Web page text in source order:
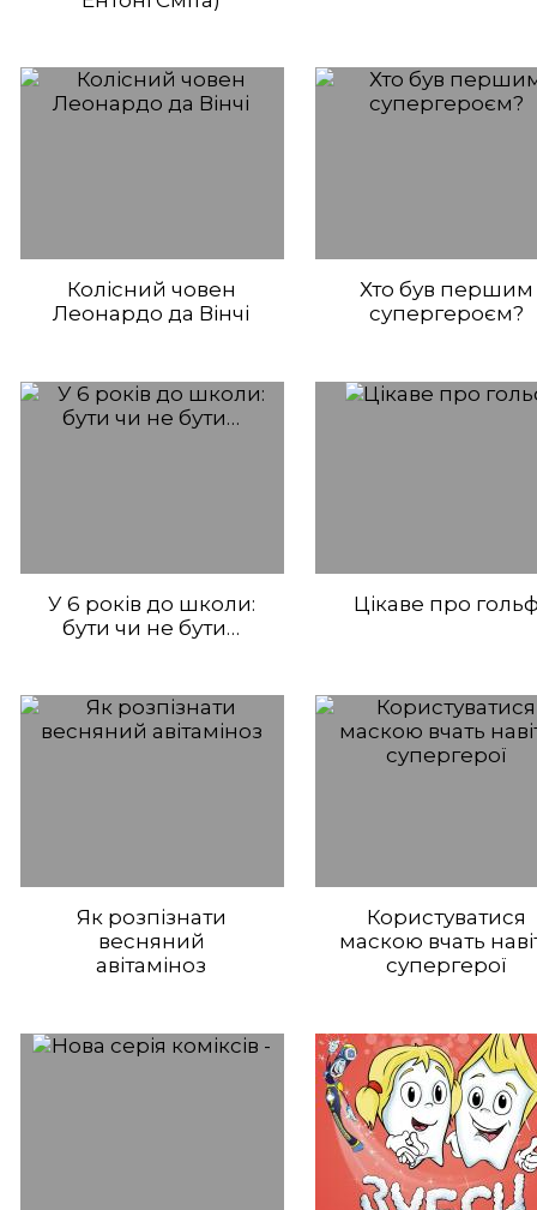
Колісний човен
Леонардо да Вінчі
Хто був першим
супергероєм?
У 6 років до школи:
бути чи не бути…
Цікаве про
Як розпізнати
весняний
авітаміноз
Користуватися
маскою вчать
супергерої